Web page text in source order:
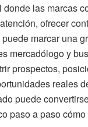
las marcas
ofrecer
marcar una
mercadólogo y
prospectos,
reales
puede
paso a paso cómo